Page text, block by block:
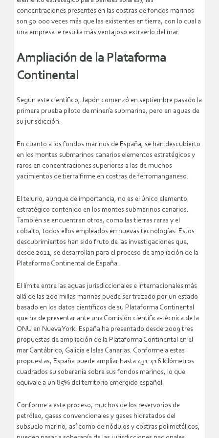
concentraciones presentes en las costras de fondos marinos
son 50.000 veces más que las existentes en tierra, con lo cual a
una empresa le resulta más ventajoso extraerlo del mar.
Ampliación de la Plataforma
Continental
Según este científico, Japón comenzó en septiembre pasado la
primera prueba piloto de minería submarina, pero en aguas de
su jurisdicción.
En cuanto a los fondos marinos de España, se han descubierto
en los montes submarinos canarios elementos estratégicos y
raros en concentraciones superiores a las de muchos
yacimientos de tierra firme en costras de ferromanganeso.
El telurio, aunque de importancia, no es el único elemento
estratégico contenido en los montes submarinos canarios.
También se encuentran otros, como las tierras raras y el
cobalto, todos ellos empleados en nuevas tecnologías. Estos
descubrimientos han sido fruto de las investigaciones que,
desde 2011, se desarrollan para el proceso de ampliación de la
Plataforma Continental de España.
El límite entre las aguas jurisdiccionales e internacionales más
allá de las 200 millas marinas puede ser trazado por un estado
basado en los datos científicos de su Plataforma Continental
que ha de presentar ante una Comisión científica-técnica de la
ONU en Nueva York. España ha presentado desde 2009 tres
propuestas de ampliación de la Plataforma Continental en el
mar Cantábrico, Galicia e Islas Canarias. Conforme a estas
propuestas, España puede ampliar hasta 431.416 kilómetros
cuadrados su soberanía sobre sus fondos marinos, lo que
equivale a un 85% del territorio emergido español.
Conforme a este proceso, muchos de los reservorios de
petróleo, gases convencionales y gases hidratados del
subsuelo marino, así como de nódulos y costras polimetálicos,